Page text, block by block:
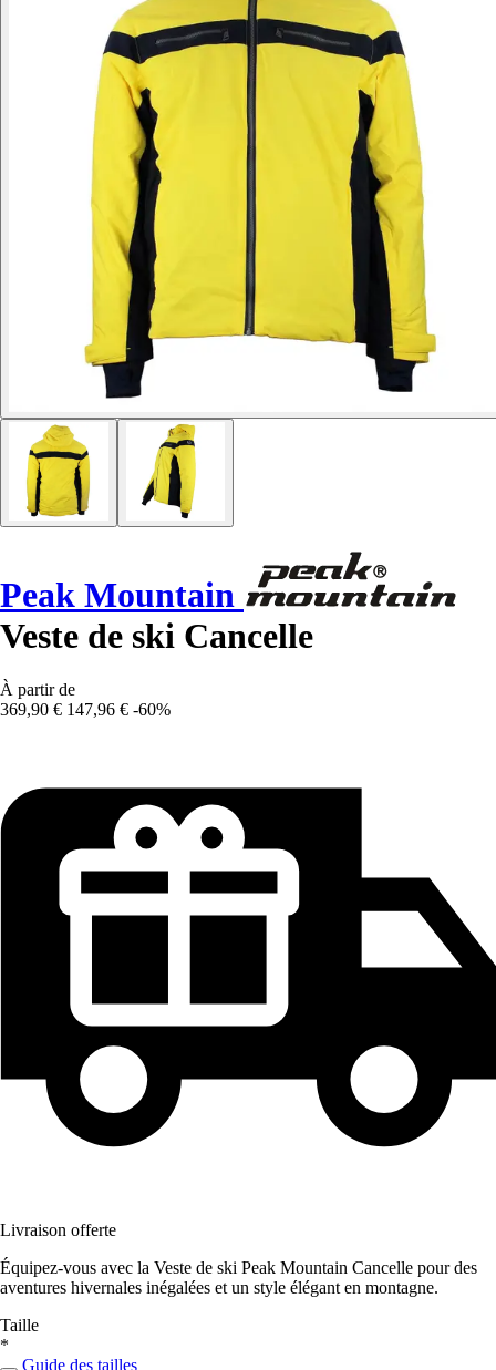
Peak Mountain
Veste de ski Cancelle
À partir de
369,90 € 147,96 € -60%
Livraison offerte
Équipez-vous avec la Veste de ski Peak Mountain Cancelle pour des
aventures hivernales inégalées et un style élégant en montagne.
Taille
*
Guide des tailles